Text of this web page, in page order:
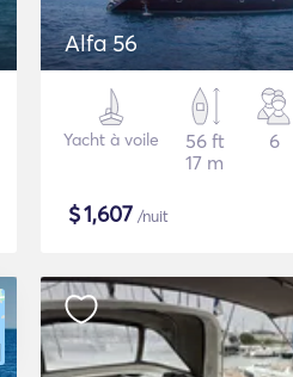
Alfa 56
Yacht à voile
56 ft
17 m
6
$1,607 /nuit